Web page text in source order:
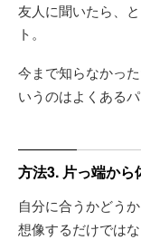
友人に聞いたら、
ト。
今まで知らなかった
いうのはよくあるパ
方法3. 片っ端から
自分に合うかどう
想像するだけではな